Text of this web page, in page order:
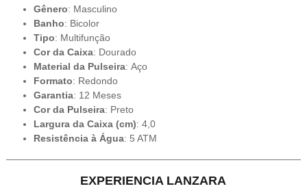
Gênero: Masculino
Banho: Bicolor
Tipo: Multifunção
Cor da Caixa: Dourado
Material da Pulseira: Aço
Formato: Redondo
Garantia: 12 Meses
Cor da Pulseira: Preto
Largura da Caixa (cm): 4,0
Resistência à Água: 5 ATM
EXPERIENCIA LANZARA